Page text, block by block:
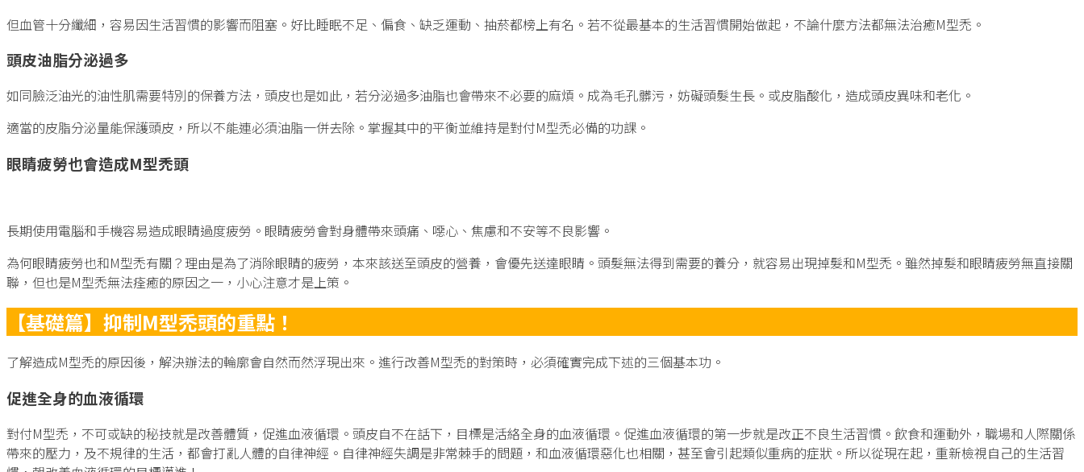
但血管十分纖細，容易因生活習慣的影響而阻塞。好比睡眠不足、偏食、缺乏運動、抽菸都榜上有名。若不從最基本的生活習慣開始做起，不論什麼方法都無法治癒M型禿。
頭皮油脂分泌過多
如同臉泛油光的油性肌需要特別的保養方法，頭皮也是如此，若分泌過多油脂也會帶來不必要的麻煩。成為毛孔髒污，妨礙頭髮生長。或皮脂酸化，造成頭皮異味和老化。
適當的皮脂分泌量能保護頭皮，所以不能連必須油脂一併去除。掌握其中的平衡並維持是對付M型禿必備的功課。
眼睛疲勞也會造成M型禿頭
長期使用電腦和手機容易造成眼睛過度疲勞。眼睛疲勞會對身體帶來頭痛、噁心、焦慮和不安等不良影響。
為何眼睛疲勞也和M型禿有關？理由是為了消除眼睛的疲勞，本來該送至頭皮的營養，會優先送達眼睛。頭髮無法得到需要的養分，就容易出現掉髮和M型禿。雖然掉髮和眼睛疲勞無直接關
聯，但也是M型禿無法痊癒的原因之一，小心注意才是上策。
【基礎篇】抑制M型禿頭的重點！
了解造成M型禿的原因後，解決辦法的輪廓會自然而然浮現出來。進行改善M型禿的對策時，必須確實完成下述的三個基本功。
促進全身的血液循環
對付M型禿，不可或缺的秘技就是改善體質，促進血液循環。頭皮自不在話下，目標是活絡全身的血液循環。促進血液循環的第一步就是改正不良生活習慣。飲食和運動外，職場和人際關係
帶來的壓力，及不規律的生活，都會打亂人體的自律神經。自律神經失調是非常棘手的問題，和血液循環惡化也相關，甚至會引起類似重病的症狀。所以從現在起，重新檢視自己的生活習